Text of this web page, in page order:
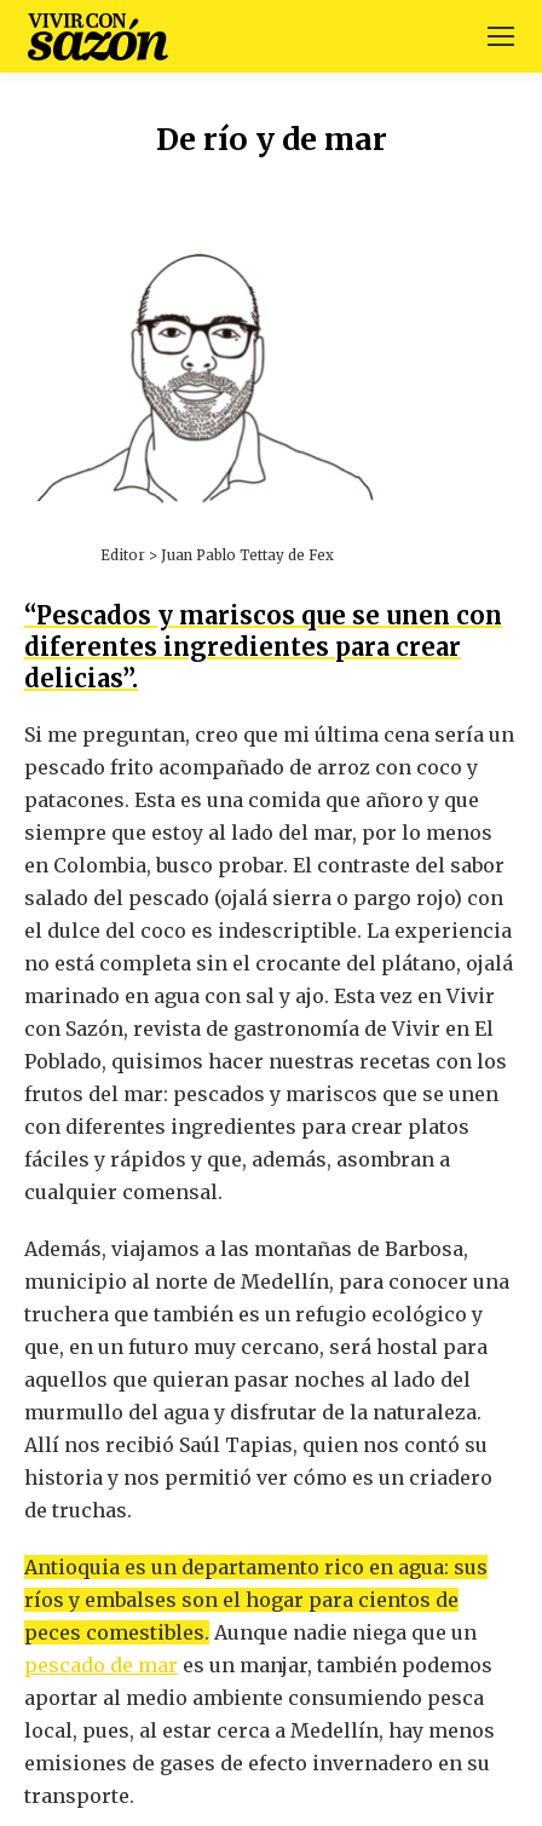
De río y de mar
Editor > Juan Pablo Tettay de Fex
“Pescados y mariscos que se unen con
diferentes ingredientes para crear
delicias”.
Si me preguntan, creo que mi última cena sería un
pescado frito acompañado de arroz con coco y
patacones. Esta es una comida que añoro y que
siempre que estoy al lado del mar, por lo menos
en Colombia, busco probar. El contraste del sabor
salado del pescado (ojalá sierra o pargo rojo) con
el dulce del coco es indescriptible. La experiencia
no está completa sin el crocante del plátano, ojalá
marinado en agua con sal y ajo. Esta vez en Vivir
con Sazón, revista de gastronomía de Vivir en El
Poblado, quisimos hacer nuestras recetas con los
frutos del mar: pescados y mariscos que se unen
con diferentes ingredientes para crear platos
fáciles y rápidos y que, además, asombran a
cualquier comensal.
Además, viajamos a las montañas de Barbosa,
municipio al norte de Medellín, para conocer una
truchera que también es un refugio ecológico y
que, en un futuro muy cercano, será hostal para
aquellos que quieran pasar noches al lado del
murmullo del agua y disfrutar de la naturaleza.
Allí nos recibió Saúl Tapias, quien nos contó su
historia y nos permitió ver cómo es un criadero
de truchas.
Antioquia es un departamento rico en agua: sus
ríos y embalses son el hogar para cientos de
peces comestibles. Aunque nadie niega que un
pescado de mar es un manjar, también podemos
aportar al medio ambiente consumiendo pesca
local, pues, al estar cerca a Medellín, hay menos
emisiones de gases de efecto invernadero en su
transporte.